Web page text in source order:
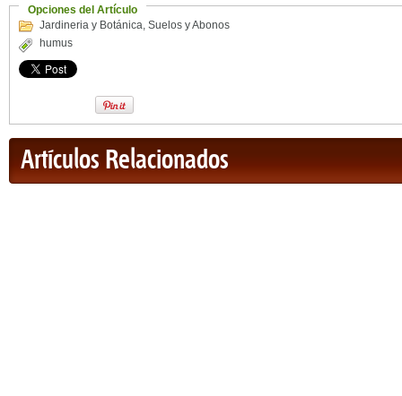
Opciones del Artículo
Jardineria y Botánica, Suelos y Abonos
humus
Artículos Relacionados